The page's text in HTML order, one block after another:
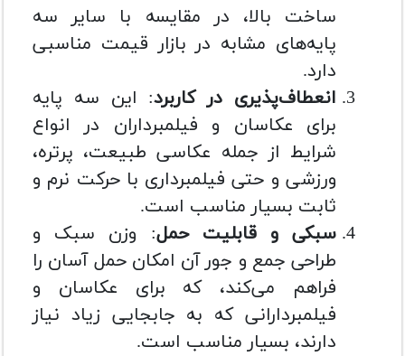
ساخت بالا، در مقایسه با سایر سه
پایه‌های مشابه در بازار قیمت مناسبی
دارد.
انعطاف‌پذیری در کاربرد: این سه پایه
برای عکاسان و فیلمبرداران در انواع
شرایط از جمله عکاسی طبیعت، پرتره،
ورزشی و حتی فیلمبرداری با حرکت نرم و
ثابت بسیار مناسب است.
سبکی و قابلیت حمل: وزن سبک و
طراحی جمع و جور آن امکان حمل آسان را
فراهم می‌کند، که برای عکاسان و
فیلمبردارانی که به جابجایی زیاد نیاز
دارند، بسیار مناسب است.